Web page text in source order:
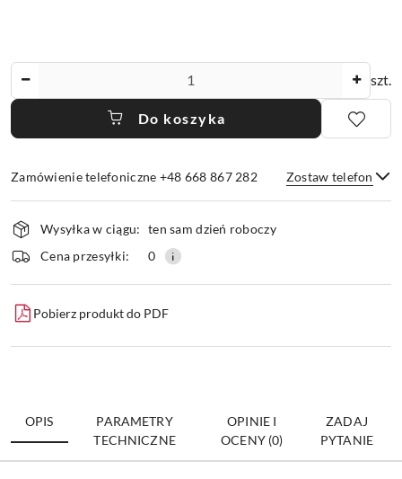
szt.
Do koszyka
Zamówienie telefoniczne +48 668 867 282 Zostaw telefon
Wyślij
Dostępność
i
dostawa
Wysyłka w ciągu: ten sam dzień roboczy
Cena przesyłki:
0
Pobierz produkt do PDF
OPIS
PARAMETRY
TECHNICZNE
OPINIE I
OCENY (0)
ZADAJ
PYTANIE